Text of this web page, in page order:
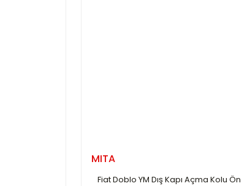
MITA
Fiat Doblo YM Dış Kapı Açma Kolu Ön